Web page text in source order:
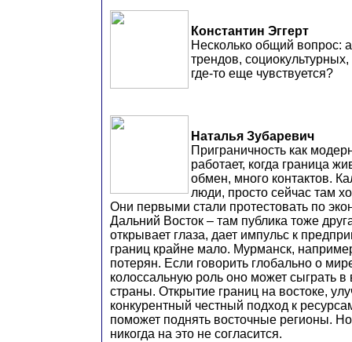
Константин Эггерт
Несколько общий вопрос:
трендов,
где-то еще чувствуется?
Наталья Зубаревич
Приграничность как
работает, когда граница
обмен, много контактов.
люди, просто сейчас там
Они первыми стали протестовать по
Дальний Восток – там публика тоже
открывает глаза, дает импульс к
границ крайне мало. Мурманск,
потерян. Если говорить глобально о
колоссальную роль оно может сыграть в
страны. Открытие границ на востоке,
конкурентный честный подход к
поможет поднять восточные регионы.
никогда на это не согласится.